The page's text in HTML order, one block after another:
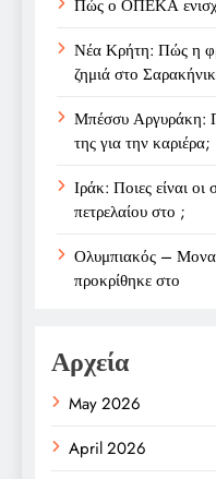
Πώς ο ΟΠΕΚΑ
Νέα Κρήτη: Πώς η
ζημιά στο
Μπέσσυ Αργυράκη:
της για την καριέρα;
Ιράκ: Ποιες είναι
πετρελαίου στο ;
Ολυμπιακός –
προκρίθηκε στο
Αρχεία
May 2026
April 2026